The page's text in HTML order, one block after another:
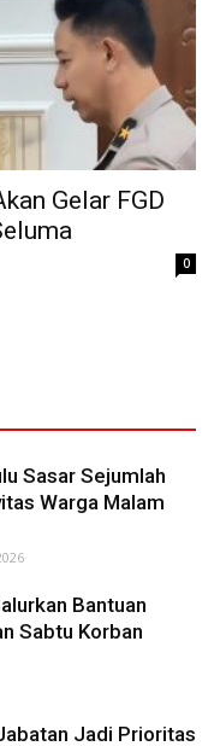
Gelar FGD
0
Sasar Sejumlah
Warga Malam
Bantuan
Sabtu Korban
Jadi Prioritas